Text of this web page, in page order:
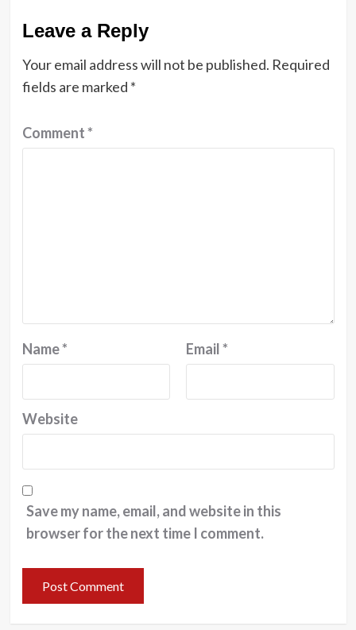
Leave a Reply
Your email address will not be published. Required
fields are marked *
Comment*
Name* Email*
Website
Save my name, email, and website in this
browser for the next time I comment.